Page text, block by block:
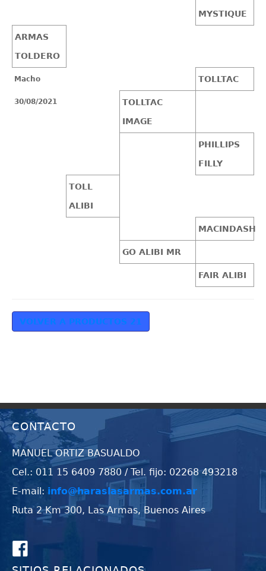
MYSTIQUE
ARMAS
TOLDERO
Macho TOLLTAC
30/08/2021
TOLLTAC
IMAGE
PHILLIPS
FILLY
TOLL
ALIBI
MACINDASH
GO ALIBI MR
FAIR ALIBI
VOLVER A PRODUCTOS 21
CONTACTO
MANUEL ORTIZ BASUALDO
Cel.: 011 15 6409 7880 / Tel. fijo: 02268 493218
E-mail: info@haraslasarmas.com.ar
Ruta 2 Km 300, Las Armas, Buenos Aires